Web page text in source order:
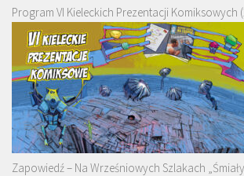
Program VI Kieleckich Prezentacji Komiksowych
Zapowiedź – Na Wrześniowych Szlakach